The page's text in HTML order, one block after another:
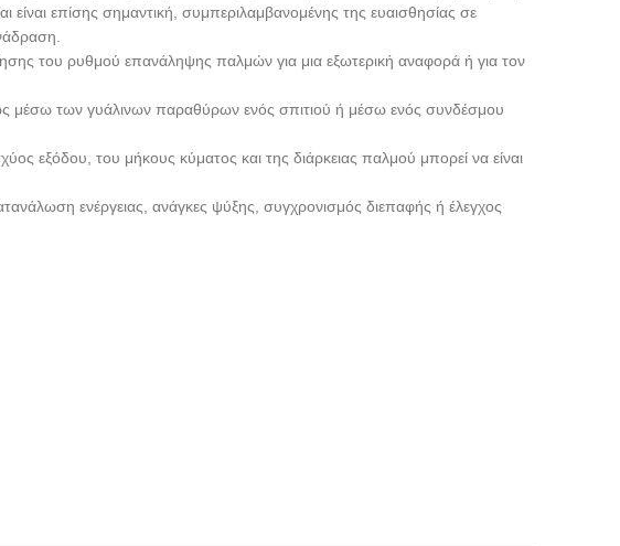
επίσης σημαντική, συμπεριλαμβανομένης της ευαισθησίας σε
του ρυθμού επανάληψης παλμών για μια εξωτερική αναφορά ή για τον
μέσω των γυάλινων παραθύρων ενός σπιτιού ή μέσω ενός συνδέσμου
εξόδου, του μήκους κύματος και της διάρκειας παλμού μπορεί να είναι
ενέργειας, ανάγκες ψύξης, συγχρονισμός διεπαφής ή έλεγχος